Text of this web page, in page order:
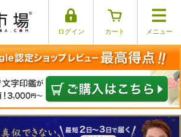
ログイン カート メニュー